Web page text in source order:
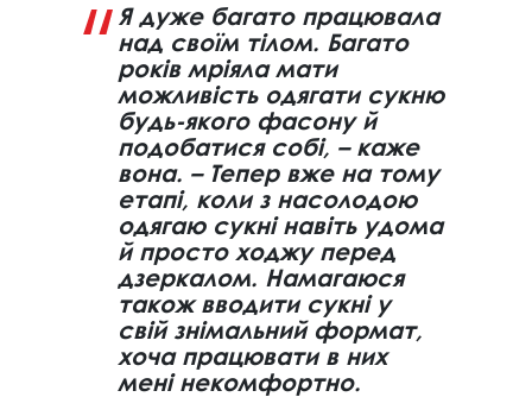
Я дуже багато працювала
над своїм тілом. Багато
років мріяла мати
можливість одягати сукню
будь-якого фасону й
подобатися собі, – каже
вона. – Тепер вже на тому
етапі, коли з насолодою
одягаю сукні навіть удома
й просто ходжу перед
дзеркалом. Намагаюся
також вводити сукні у
свій знімальний формат,
хоча працювати в них
мені некомфортно.